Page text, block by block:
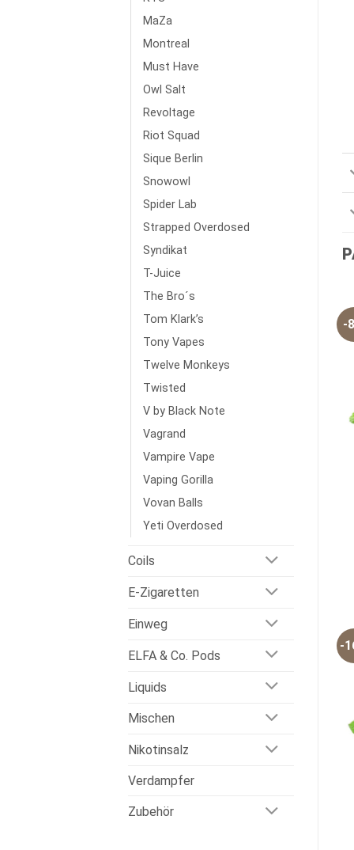
MaZa
Montreal
Must Have
Owl Salt
Revoltage
Riot Squad
Sique Berlin
Snowowl
Spider Lab
Strapped Overdosed
Syndikat
T-Juice
The Bro´s
Tom Klark’s
Tony Vapes
Twelve Monkeys
Twisted
V by Black Note
Vagrand
Vampire Vape
Vaping Gorilla
Vovan Balls
Yeti Overdosed
Coils
E-Zigaretten
Einweg
ELFA & Co. Pods
Liquids
Mischen
Nikotinsalz
Verdampfer
Zubehör
-
-